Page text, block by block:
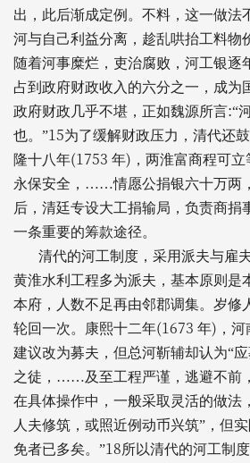
出，此后渐成定例。不料，这一做法
河与自己利益分离，趁乱哄抬工料物
随着河事糜烂，吏治腐败，河工银逐
占到政府财政收入的六分之一，成为
政府财政几乎不堪，正如魏源所言:“
也。”15为了缓解财政压力，清代还
隆十八年(1753 年) ，两淮富商程可
永保安全，……情愿公捐银六十万两
后，清廷专设大工捐输局，负责商捐
一条重要的筹款途径。
清代的河工制度，采用派夫与雇
黄淮水利工程多为派夫，基本原则是
本府，人数不足再由邻郡调集。岁修
轮回一次。康熙十二年(1673 年) ，
建议改为募夫，但总河靳辅却认为“
之徒，……及至工程严谨，逃避不前
在具体操作中，一般采取灵活的做法
人夫修筑，或照近例动币兴筑”，但
免者已多矣。”18所以清代的河工制